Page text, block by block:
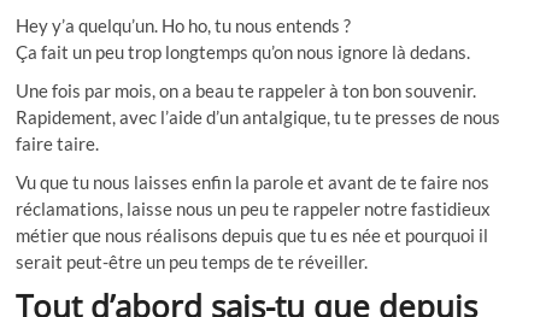
Hey y’a quelqu’un. Ho ho, tu nous entends ?
Ça fait un peu trop longtemps qu’on nous ignore là dedans.
Une fois par mois, on a beau te rappeler à ton bon souvenir.
Rapidement, avec l’aide d’un antalgique, tu te presses de nous
faire taire.
Vu que tu nous laisses enfin la parole et avant de te faire nos
réclamations, laisse nous un peu te rappeler notre fastidieux
métier que nous réalisons depuis que tu es née et pourquoi il
serait peut-être un peu temps de te réveiller.
Tout d’abord sais-tu que depuis